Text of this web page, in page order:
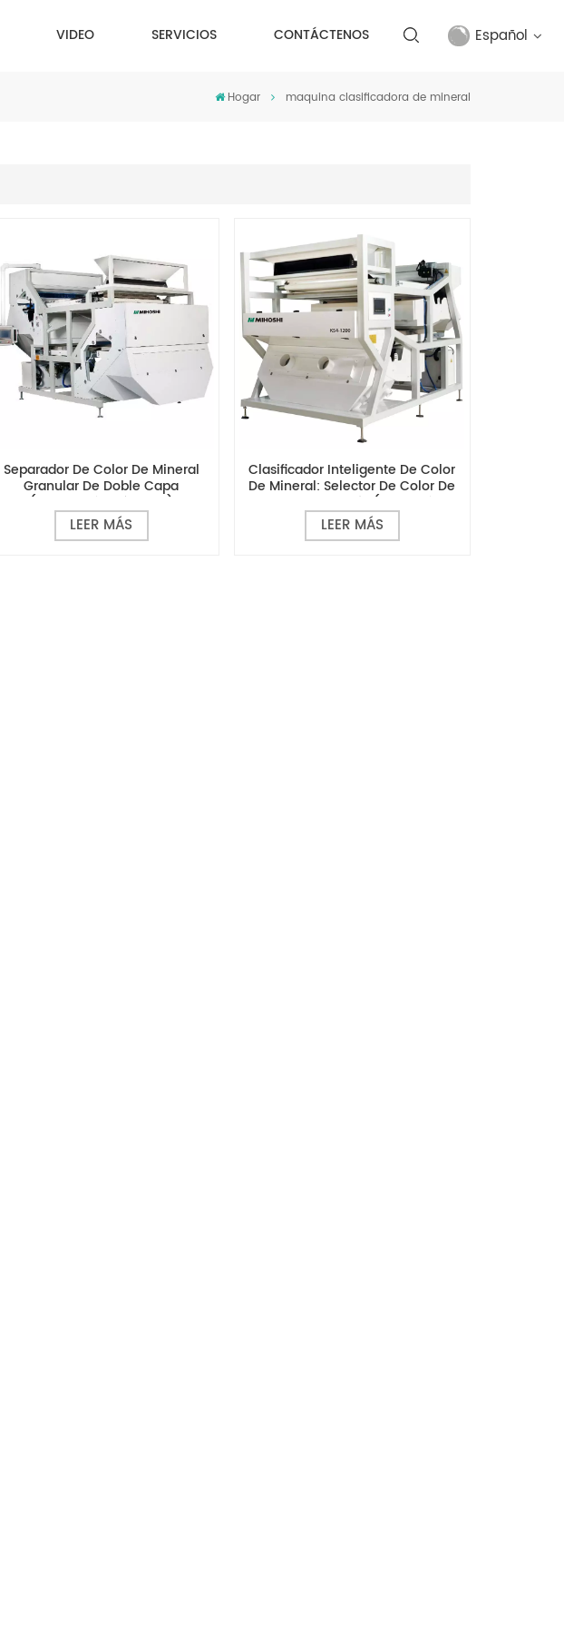
VIDEO SERVICIOS CONTÁCTENOS Español
Türkçe
العربية
中文
Hogar maquina clasificadora de mineral
Separador De Color De Mineral
Granular De Doble Capa
(separación Húmeda)
LEER MÁS
Clasificador Inteligente De Color
De Mineral: Selector De Color De
Grano De Doble Vía (selección En
Seco)
LEER MÁS